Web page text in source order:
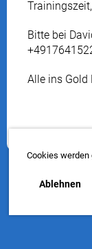
Cookies werden
Ablehnen
Bitte bei
Alle ins Gold